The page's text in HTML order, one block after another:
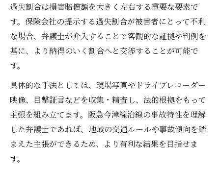
過失割合は損害賠償額を大きく左右する重要な要素で
す。保険会社の提示する過失割合が被害者にとって不利
な場合、弁護士が介入することで客観的な証拠や判例を
基に、より納得のいく割合へと交渉することが可能で
す。
具体的な手法としては、現場写真やドライブレコーダー
映像、目撃証言などを収集・精査し、法的根拠をもって
主張を組み立てます。阪急今津線沿線の事故特性を理解
した弁護士であれば、地域の交通ルールや事故傾向を踏
まえた主張ができるため、より有利な結果を目指せま
す。